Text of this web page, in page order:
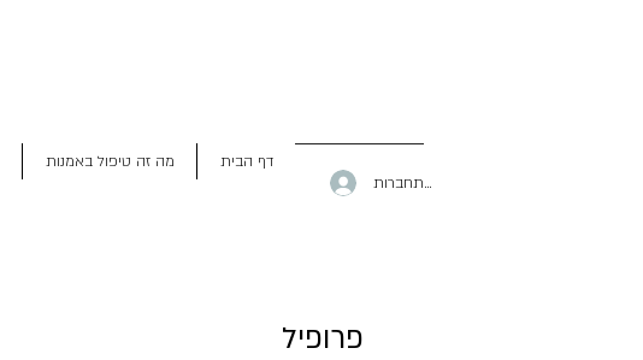
דף הבית מה זה טיפול באמנות
להתחברות
פרופיל